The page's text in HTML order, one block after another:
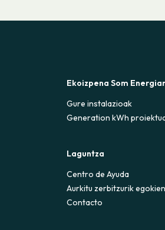
Ekoizpena Som
Gure instalazioak
Generation kWh
Laguntza
Centro de Ayuda
Aurkitu zerbitzurik
Contacto